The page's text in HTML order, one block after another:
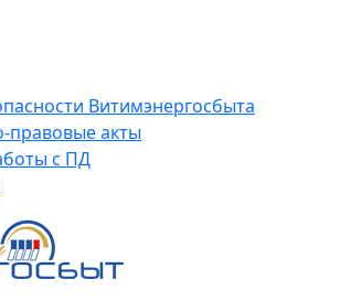
Витимэнергосбыта
правовые акты
с ПД